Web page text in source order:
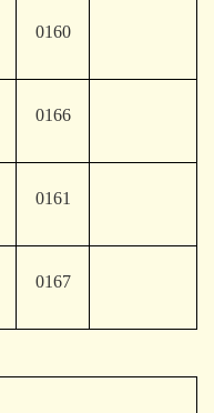
0160
0166
0161
0167